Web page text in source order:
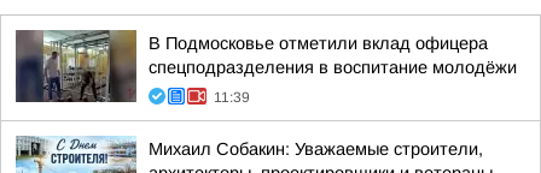
В Подмосковье отметили вклад офицера
спецподразделения в воспитание молодёжи
11:39
Михаил Собакин: Уважаемые строители,